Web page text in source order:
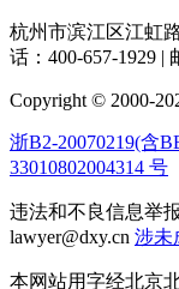
杭州市滨江区江虹
话：400-657-1929 |
Copyright © 2000-
浙B2-20070219(含
33010802004314 号
违法和不良信息举
lawyer@dxy.cn 涉未
本网站用字经北京